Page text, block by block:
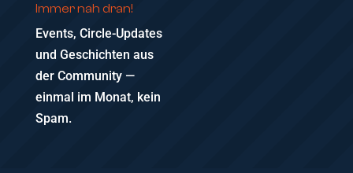
Immer nah dran!
Events, Circle-Updates
und Geschichten aus
der Community —
einmal im Monat, kein
Spam.